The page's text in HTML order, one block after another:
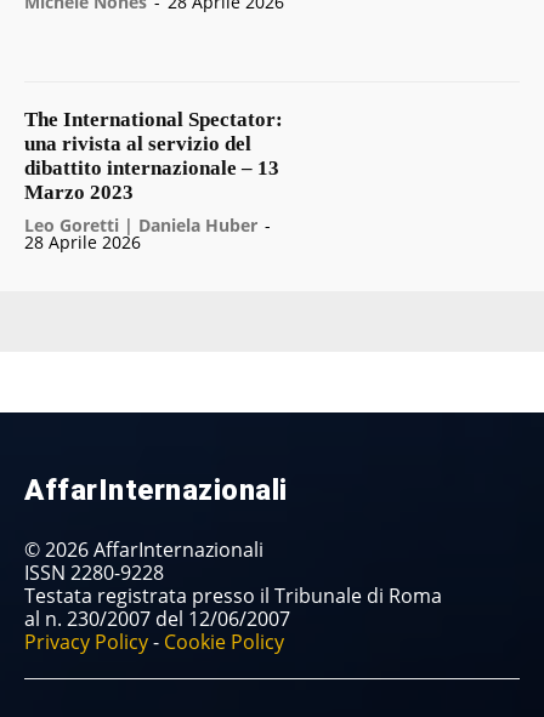
The International Spectator:
una rivista al servizio del
dibattito internazionale – 13
Marzo 2023
Leo Goretti | Daniela Huber -
28 Aprile 2026
AffarInternazionali
© 2026 AffarInternazionali
ISSN 2280-9228
Testata registrata presso il Tribunale di Roma
al n. 230/2007 del 12/06/2007
Privacy Policy- Cookie Policy